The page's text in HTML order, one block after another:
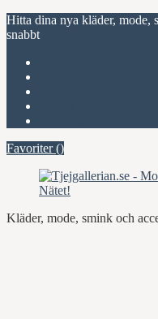
Hitta dina nya kläder, mode,
snabbt
Favoriter ()
Kläder, mode, smink och